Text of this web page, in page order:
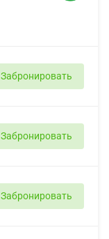
Забронировать
Забронировать
Забронировать